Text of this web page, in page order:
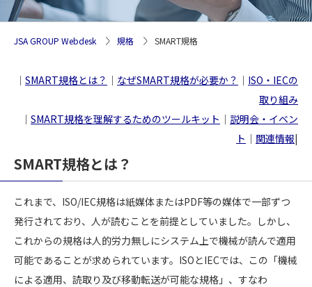
JSA GROUP Webdesk 規格 SMART規格
｜ SMART規格とは？ ｜ なぜSMART規格が必要か？ ｜ ISO・IECの
取り組み
｜ SMART規格を理解するためのツールキット ｜ 説明会・イベン
ト ｜ 関連情報|
SMART規格とは？
これまで、ISO/IEC規格は紙媒体またはPDF等の媒体で一部ずつ
発行されており、人が読むことを前提としていました。しかし、
これからの規格は人的労力無しにシステム上で機械が読んで適用
可能であることが求められています。ISOとIECでは、この「機械
による適用、読取り及び移動転送が可能な規格」、すなわ